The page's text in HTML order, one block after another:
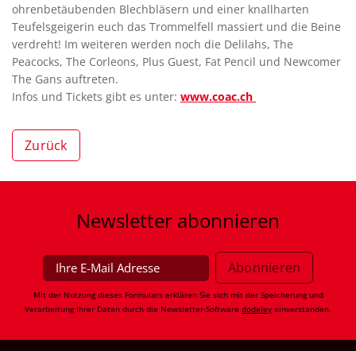
ohrenbetäubenden Blechbläsern und einer knallharten
Teufelsgeigerin euch das Trommelfell massiert und die Beine
verdreht! Im weiteren werden noch die Delilahs, The
Peacocks, The Corleons, Plus Guest, Fat Pencil und Newcomer
The Gans auftreten.
Infos und Tickets gibt es unter: www.coac.ch
Zurück
Newsletter abonnieren
Mit der Nutzung dieses Formulars erklären Sie sich mit der Speicherung und
Verarbeitung Ihrer Daten durch die Newsletter-Software dodeley einverstanden.